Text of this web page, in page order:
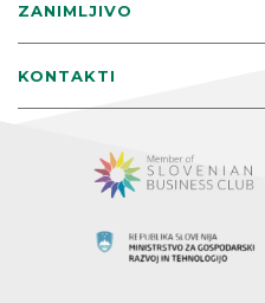
ZANIMLJIVO
KONTAKTI